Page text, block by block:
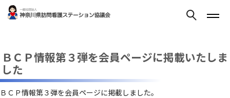
ＢＣＰ情報第３弾を会員ページに掲載いたしま
した
ＢＣＰ情報第３弾を会員ページに掲載しました。